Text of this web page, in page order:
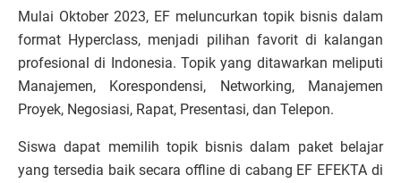
Mulai Oktober 2023, EF meluncurkan topik bisnis dalam
format Hyperclass, menjadi pilihan favorit di kalangan
profesional di Indonesia. Topik yang ditawarkan meliputi
Manajemen, Korespondensi, Networking, Manajemen
Proyek, Negosiasi, Rapat, Presentasi, dan Telepon.
Siswa dapat memilih topik bisnis dalam paket belajar
yang tersedia baik secara offline di cabang EF EFEKTA di